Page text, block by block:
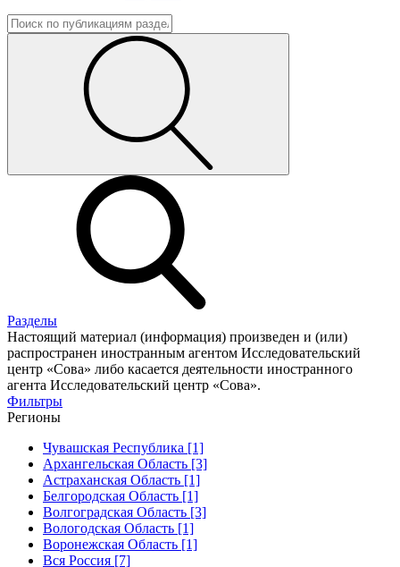
Разделы
Настоящий материал (информация) произведен и (или)
распространен иностранным агентом Исследовательский
центр «Сова» либо касается деятельности иностранного
агента Исследовательский центр «Сова».
Фильтры
Регионы
Чувашская Республика [1]
Архангельская Область [3]
Астраханская Область [1]
Белгородская Область [1]
Волгоградская Область [3]
Вологодская Область [1]
Воронежская Область [1]
Вся Россия [7]